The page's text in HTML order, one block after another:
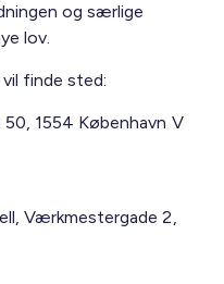
og særlige
lov.
finde sted:
1554 København V
Værkmestergade 2,